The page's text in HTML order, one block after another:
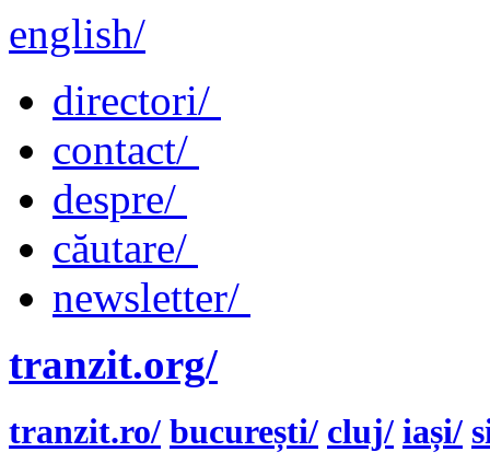
english/
directori/
contact/
despre/
căutare/
newsletter/
tranzit.org/
tranzit.ro/ bucurești/ cluj/ iași/